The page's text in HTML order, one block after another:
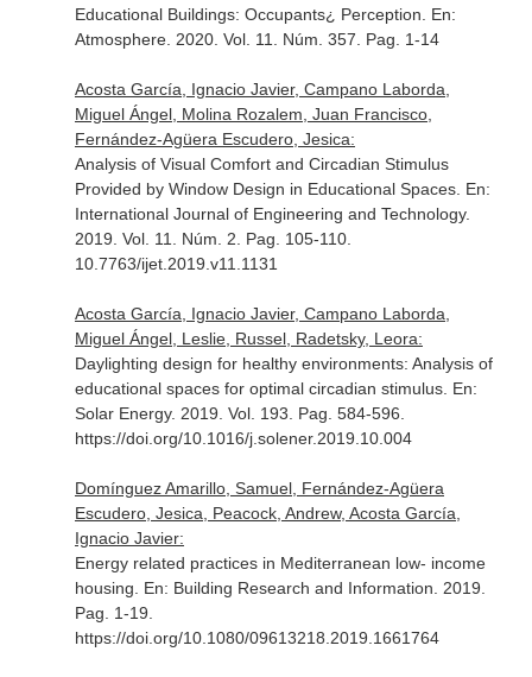
Educational Buildings: Occupants¿ Perception. En:
Atmosphere. 2020. Vol. 11. Núm. 357. Pag. 1-14
Acosta García, Ignacio Javier, Campano Laborda,
Miguel Ángel, Molina Rozalem, Juan Francisco,
Fernández-Agüera Escudero, Jesica:
Analysis of Visual Comfort and Circadian Stimulus
Provided by Window Design in Educational Spaces. En:
International Journal of Engineering and Technology.
2019. Vol. 11. Núm. 2. Pag. 105-110.
10.7763/ijet.2019.v11.1131
Acosta García, Ignacio Javier, Campano Laborda,
Miguel Ángel, Leslie, Russel, Radetsky, Leora:
Daylighting design for healthy environments: Analysis of
educational spaces for optimal circadian stimulus. En:
Solar Energy. 2019. Vol. 193. Pag. 584-596.
https://doi.org/10.1016/j.solener.2019.10.004
Domínguez Amarillo, Samuel, Fernández-Agüera
Escudero, Jesica, Peacock, Andrew, Acosta García,
Ignacio Javier:
Energy related practices in Mediterranean low- income
housing. En: Building Research and Information . 2019.
Pag. 1-19.
https://doi.org/10.1080/09613218.2019.1661764